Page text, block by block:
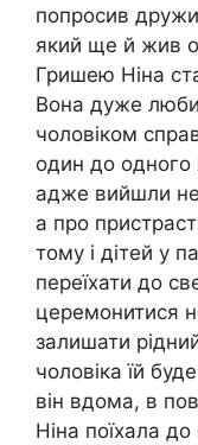
попросив
який ще й жив
Гришею Ніна
Вона дуже
чоловіком
один до одного
адже вийшли
а про
тому і дітей у
переїхати до
церемонитися
залишати
чоловіка їй
він вдома, в
Ніна поїхала